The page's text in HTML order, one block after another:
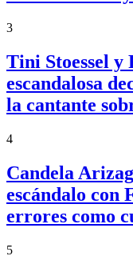
3
Tini Stoessel y
escandalosa
la cantante
4
Candela
escándalo con
errores como
5